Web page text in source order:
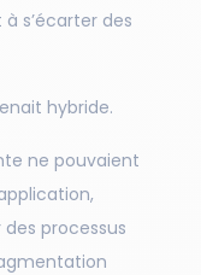
s’écarter des
hybride.
ne pouvaient
des processus